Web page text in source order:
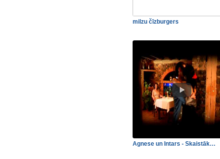
milzu čīzburgers
Agnese un Intars - Skaistāk…